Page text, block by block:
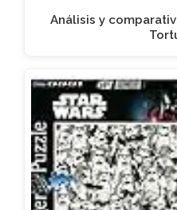
Análisis y